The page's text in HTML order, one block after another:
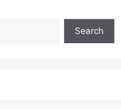
Search